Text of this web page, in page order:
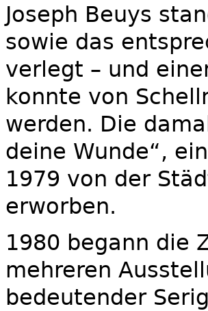
Joseph Beuys
sowie das
verlegt – und
konnte von
werden. Die
deine Wunde“,
1979 von der
erworben.
1980 begann die
mehreren
bedeutender